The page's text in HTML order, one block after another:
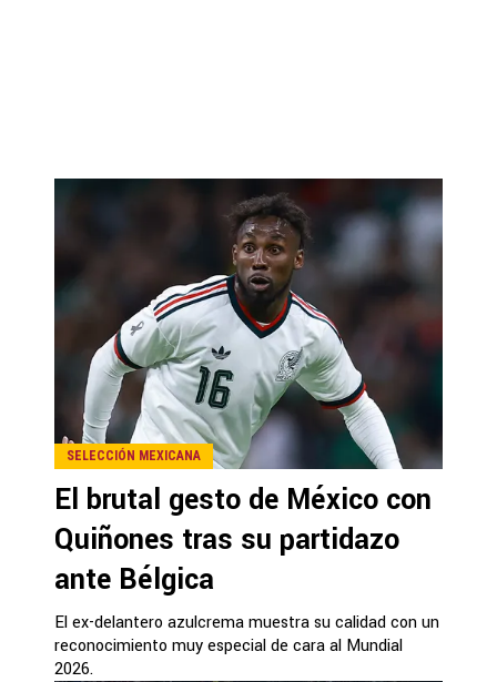
SELECCIÓN MEXICANA
El brutal gesto de México con
Quiñones tras su partidazo
ante Bélgica
El ex-delantero azulcrema muestra su calidad con un
reconocimiento muy especial de cara al Mundial
2026.